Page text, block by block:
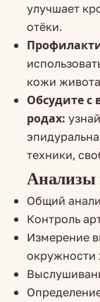
улучшает
отёки.
кожи
Обсудите с
родах:
техники,
Анализы
Общий
Контроль
Измерение
окружности